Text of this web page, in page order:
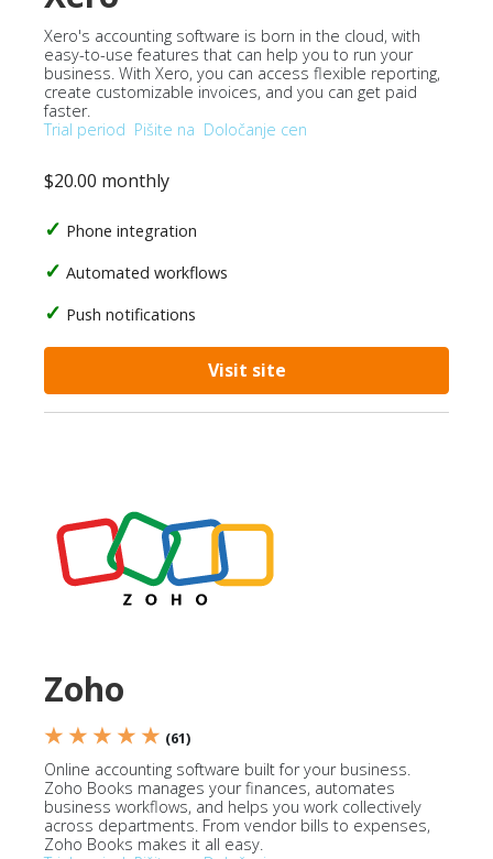
Xero's accounting software is born in the cloud, with
easy-to-use features that can help you to run your
business. With Xero, you can access flexible reporting,
create customizable invoices, and you can get paid
faster.
Trial period Pišite na Določanje cen
$20.00 monthly
Phone integration
Automated workflows
Push notifications
Visit site
Zoho
★ ★ ★ ★ ★ (61)
Online accounting software built for your business.
Zoho Books manages your finances, automates
business workflows, and helps you work collectively
across departments. From vendor bills to expenses,
Zoho Books makes it all easy.